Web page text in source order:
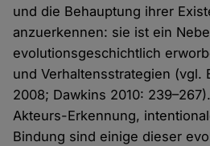
und die Behauptung ihrer
anzuerkennen: sie ist ein
evolutionsgeschichtlich
und Verhaltensstrategien (vgl.
2008; Dawkins 2010:
Akteurs-Erkennung,
Bindung sind einige dieser